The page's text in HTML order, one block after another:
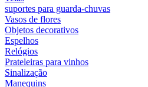
suportes para guarda-chuvas
Vasos de flores
Objetos decorativos
Espelhos
Relógios
Prateleiras para vinhos
Sinalização
Manequins